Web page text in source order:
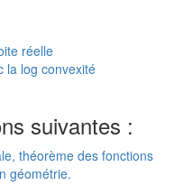
réelle
la log convexité
suivantes :
théorème des fonctions
géométrie.